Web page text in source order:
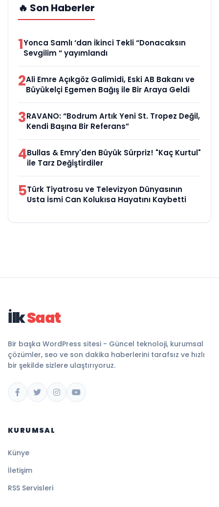
🔥 Son Haberler
1Yonca Samlı ‘dan İkinci Tekli “Donacaksın
Sevgilim “ yayımlandı
2Ali Emre Açıkgöz Galimidi, Eski AB Bakanı ve
Büyükelçi Egemen Bağış ile Bir Araya Geldi
3RAVANO: “Bodrum Artık Yeni St. Tropez Değil,
Kendi Başına Bir Referans”
4Bullas & Emry'den Büyük Sürpriz! "Kaç Kurtul"
ile Tarz Değiştirdiler
5Türk Tiyatrosu ve Televizyon Dünyasının
Usta İsmi Can Kolukısa Hayatını Kaybetti
İlkSaat
Bir başka WordPress sitesi - Güncel teknoloji, kurumsal
çözümler, seo ve son dakika haberlerini tarafsız ve hızlı
bir şekilde sizlere ulaştırıyoruz.
KURUMSAL
Künye
İletişim
RSS Servisleri